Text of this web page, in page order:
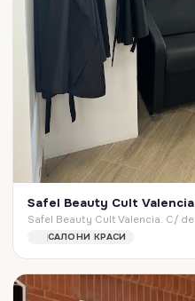
Safel Beauty Cult Valencia
САЛОНИ КРАСИ